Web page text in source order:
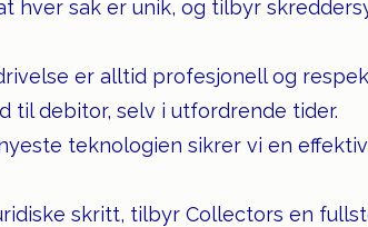
hver sak er unik, og tilbyr
er alltid profesjonell og
til debitor, selv i utfordrende tider.
teknologien sikrer vi en
skritt, tilbyr Collectors en